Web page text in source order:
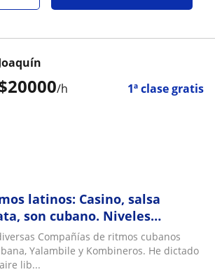
20000/h 1ª clase gratis
latinos: Casino, salsa
son cubano. Niveles
- Intermedio - Avanzado
Compañías de ritmos cubanos
Yalambile y Kombineros. He dictado
lib...